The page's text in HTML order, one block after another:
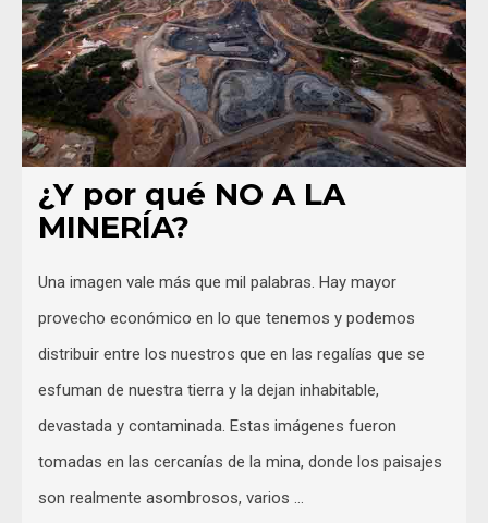
¿Y por qué NO A LA
MINERÍA?
Una imagen vale más que mil palabras. Hay mayor
provecho económico en lo que tenemos y podemos
distribuir entre los nuestros que en las regalías que se
esfuman de nuestra tierra y la dejan inhabitable,
devastada y contaminada. Estas imágenes fueron
tomadas en las cercanías de la mina, donde los paisajes
son realmente asombrosos, varios …